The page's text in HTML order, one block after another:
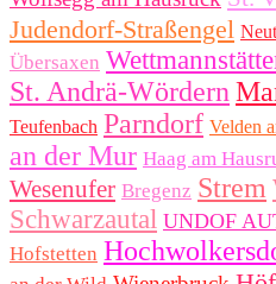
Judendorf-Straßengel
Übersaxen
St. Andrä-Wördern
Teufenbach Parndorf Velden
an der Mur Haag am
Wesenufer Bregenz Strem
Schwarzautal UNDOF
Hofstetten